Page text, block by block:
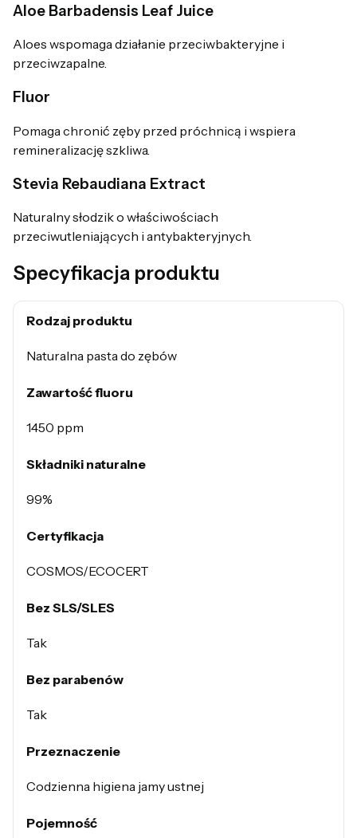
Aloe Barbadensis Leaf Juice
Aloes wspomaga działanie przeciwbakteryjne i
przeciwzapalne.
Fluor
Pomaga chronić zęby przed próchnicą i wspiera
remineralizację szkliwa.
Stevia Rebaudiana Extract
Naturalny słodzik o właściwościach
przeciwutleniających i antybakteryjnych.
Specyfikacja produktu
Rodzaj produktu
Naturalna pasta do zębów
Zawartość fluoru
1450 ppm
Składniki naturalne
99%
Certyfikacja
COSMOS/ECOCERT
Bez SLS/SLES
Tak
Bez parabenów
Tak
Przeznaczenie
Codzienna higiena jamy ustnej
Pojemność